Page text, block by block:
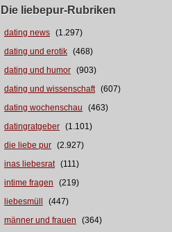
Die liebepur-Rubriken
dating news (1.297)
dating und erotik (468)
dating und humor (903)
dating und wissenschaft (607)
dating wochenschau
(463)
datingratgeber (1.101)
die liebe pur (2.927)
inas liebesrat (111)
intime fragen
(219)
liebesmüll
(447)
männer und frauen
(364)